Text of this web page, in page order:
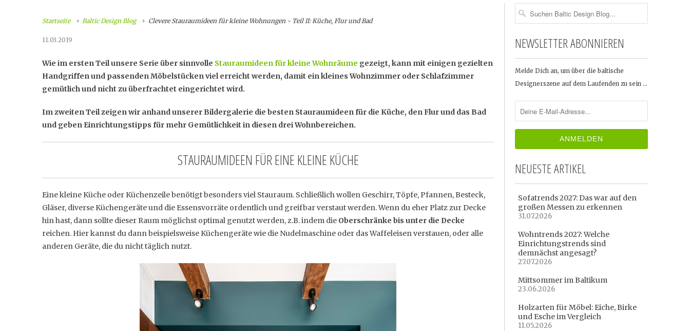
Startseite Baltic Design Blog Clevere Stauraumideen für kleine Wohnungen - Teil II: Küche, Flur und Bad
11.03.2019
Wie im ersten Teil unsere Serie über sinnvolle Stauraumideen für kleine Wohnräume gezeigt, kann mit einigen gezielten
Handgriffen und passenden Möbelstücken viel erreicht werden, damit ein kleines Wohnzimmer oder Schlafzimmer
gemütlich und nicht zu überfrachtet eingerichtet wird.
Im zweiten Teil zeigen wir anhand unserer Bildergalerie die besten Stauraumideen für die Küche, den Flur und das Bad
und geben Einrichtungstipps für mehr Gemütlichkeit in diesen drei Wohnbereichen.
STAURAUMIDEEN FÜR EINE KLEINE KÜCHE
Eine kleine Küche oder Küchenzeile benötigt besonders viel Stauraum. Schließlich wollen Geschirr, Töpfe, Pfannen, Besteck,
Gläser, diverse Küchengeräte und die Essensvorräte ordentlich und greifbar verstaut werden. Wenn du eher Platz zur Decke
hin hast, dann sollte dieser Raum möglichst optimal genutzt werden, z.B. indem die Oberschränke bis unter die Decke
reichen. Hier kannst du dann beispielsweise Küchengeräte wie die Nudelmaschine oder das Waffeleisen verstauen, oder alle
anderen Geräte, die du nicht täglich nutzt.
NEWSLETTER ABONNIEREN
Melde Dich an, um über die baltische
Designerszene auf dem Laufenden zu sein …
NEUESTE ARTIKEL
Sofatrends 2027: Das war auf den
großen Messen zu erkennen
31.07.2026
Wohntrends 2027: Welche
Einrichtungstrends sind
demnächst angesagt?
27.07.2026
Mittsommer im Baltikum
23.06.2026
Holzarten für Möbel: Eiche, Birke
und Esche im Vergleich
11.05.2026